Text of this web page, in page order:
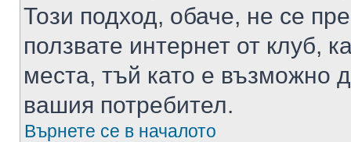
Този подход, обаче, не се
ползвате интернет от клуб,
места, тъй като е възможно
вашия потребител.
Върнете се в началото